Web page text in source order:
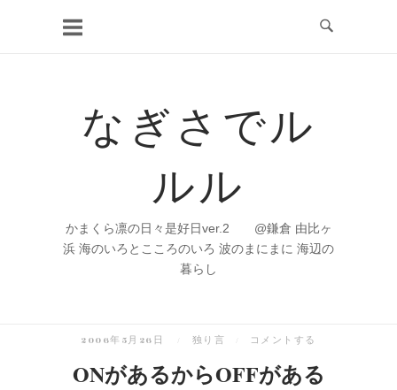
なぎさでル
ルル
かまくら凛の日々是好日ver.2 @鎌倉 由比ヶ
浜 海のいろとこころのいろ 波のまにまに 海辺の
暮らし
2006年5月26日 独り言 コメントする
ONがあるからOFFがある